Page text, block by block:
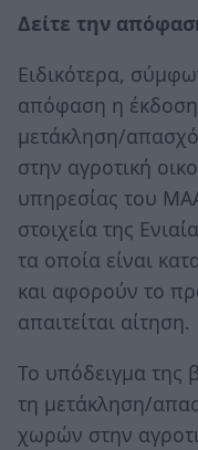
Δείτε την
Ειδικότερα,
απόφαση η έκδοση
μετάκληση/
στην αγροτική
υπηρεσίας του
στοιχεία της
τα οποία είναι
και αφορούν το
απαιτείται αίτηση.
Το υπόδειγμα της
τη μετάκληση/
χωρών στην